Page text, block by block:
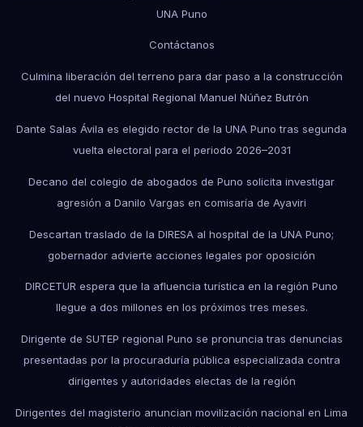
UNA Puno
Contáctanos
Culmina liberación del terreno para dar paso a la construcción
del nuevo Hospital Regional Manuel Núñez Butrón
Dante Salas Ávila es elegido rector de la UNA Puno tras segunda
vuelta electoral para el periodo 2026–2031
Decano del colegio de abogados de Puno solicita investigar
agresión a Danilo Vargas en comisaría de Ayaviri
Descartan traslado de la DIRESA al hospital de la UNA Puno;
gobernador advierte acciones legales por oposición
DIRCETUR espera que la afluencia turística en la región Puno
llegue a dos millones en los próximos tres meses.
Dirigente de SUTEP regional Puno se pronuncia tras denuncias
presentadas por la procuraduría pública especializada contra
dirigentes y autoridades electas de la región
Dirigentes del magisterio anuncian movilización nacional en Lima